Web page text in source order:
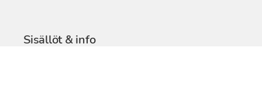
Sisällöt & info